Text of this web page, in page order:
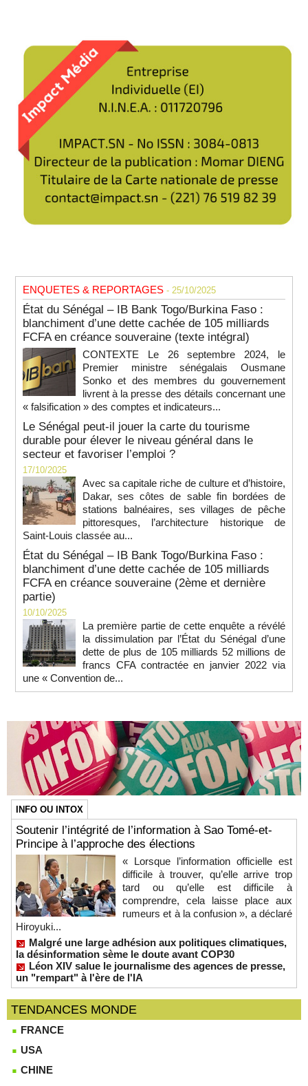
ENQUETES & REPORTAGES - 25/10/2025
État du Sénégal – IB Bank Togo/Burkina Faso :
blanchiment d’une dette cachée de 105 milliards
FCFA en créance souveraine (texte intégral)
CONTEXTE Le 26 septembre 2024, le
Premier ministre sénégalais Ousmane
Sonko et des membres du gouvernement
livrent à la presse des détails concernant une
« falsification » des comptes et indicateurs...
Le Sénégal peut-il jouer la carte du tourisme
durable pour élever le niveau général dans le
secteur et favoriser l’emploi ?
17/10/2025
Avec sa capitale riche de culture et d’histoire,
Dakar, ses côtes de sable fin bordées de
stations balnéaires, ses villages de pêche
pittoresques, l’architecture historique de
Saint-Louis classée au...
État du Sénégal – IB Bank Togo/Burkina Faso :
blanchiment d’une dette cachée de 105 milliards
FCFA en créance souveraine (2ème et dernière
partie)
10/10/2025
La première partie de cette enquête a révélé
la dissimulation par l’État du Sénégal d’une
dette de plus de 105 milliards 52 millions de
francs CFA contractée en janvier 2022 via
une « Convention de...
INFO OU INTOX
Soutenir l’intégrité de l’information à Sao Tomé-et-
Principe à l’approche des élections
« Lorsque l’information officielle est
difficile à trouver, qu’elle arrive trop
tard ou qu’elle est difficile à
comprendre, cela laisse place aux
rumeurs et à la confusion », a déclaré
Hiroyuki...
Malgré une large adhésion aux politiques climatiques,
la désinformation sème le doute avant COP30
Léon XIV salue le journalisme des agences de presse,
un "rempart" à l'ère de l'IA
TENDANCES MONDE
FRANCE
USA
CHINE